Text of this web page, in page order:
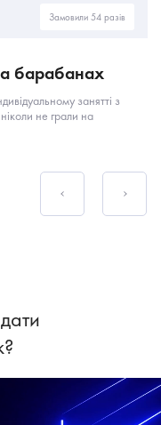
Замовили 54 разів
барабанах
занятті з
не грали на